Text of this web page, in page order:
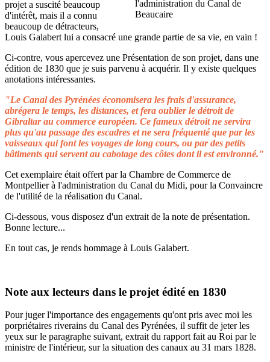
projet a suscité beaucoup
d'intérêt, mais il a connu
beaucoup de détracteurs,
Louis Galabert lui a consacré une grande partie de sa vie, en vain !
Ci-contre, vous apercevez une Présentation de son projet, dans une
édition de 1830 que je suis parvenu à acquérir. Il y existe quelques
anotations intéressantes.
"Le Canal des Pyrénées économisera les frais d'assurance,
abrégera le temps, les distances, et fera oublier le détroit de
Gibraltar au commerce européen. Ce fameux détroit ne servira
plus qu'au passage des escadres et ne sera fréquenté que par les
vaisseaux qui font les voyages de long cours, ou par des petits
bâtiments qui servent au cabotage des côtes dont il est environné."
Cet exemplaire était offert par la Chambre de Commerce de
Montpellier à l'administration du Canal du Midi, pour la Convaincre
de l'utilité de la réalisation du Canal.
Ci-dessous, vous disposez d'un extrait de la note de présentation.
Bonne lecture...
En tout cas, je rends hommage à Louis Galabert.
Note aux lecteurs dans le projet édité en 1830
Pour juger l'importance des engagements qu'ont pris avec moi les
porpriétaires riverains du Canal des Pyrénées, il suffit de jeter les
yeux sur le paragraphe suivant, extrait du rapport fait au Roi par le
ministre de l'intérieur, sur la situation des canaux au 31 mars 1828.